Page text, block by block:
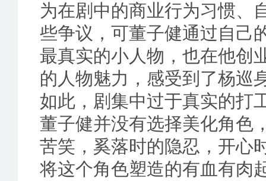
为在剧中的商业行为习惯、
些争议，可董子健通过自己
最真实的小人物，也在他创
的人物魅力，感受到了杨巡
如此，剧集中过于真实的打
董子健并没有选择美化角色
苦笑，奚落时的隐忍，开心
将这个角色塑造的有血有肉